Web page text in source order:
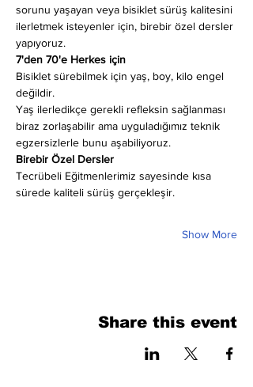
sorunu yaşayan veya bisiklet sürüş kalitesini
ilerletmek isteyenler için, birebir özel dersler
yapıyoruz.
7'den 70'e Herkes için
Bisiklet sürebilmek için yaş, boy, kilo engel
değildir.
Yaş ilerledikçe gerekli refleksin sağlanması
biraz zorlaşabilir ama uyguladığımız teknik
egzersizlerle bunu aşabiliyoruz.
Birebir Özel Dersler
Tecrübeli Eğitmenlerimiz sayesinde kısa
sürede kaliteli sürüş gerçekleşir.
Show More
Share this event